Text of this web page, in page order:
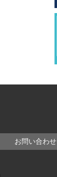
お問い合わせ